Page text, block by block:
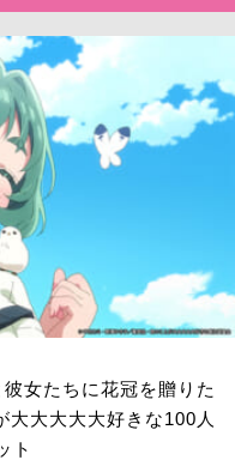
女たちに花冠を贈りた
大大大大大好きな100人
ト